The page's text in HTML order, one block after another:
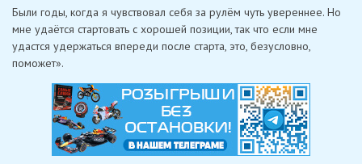
Были годы, когда я чувствовал себя за рулём чуть увереннее. Но
мне удаётся стартовать с хорошей позиции, так что если мне
удастся удержаться впереди после старта, это, безусловно,
поможет».